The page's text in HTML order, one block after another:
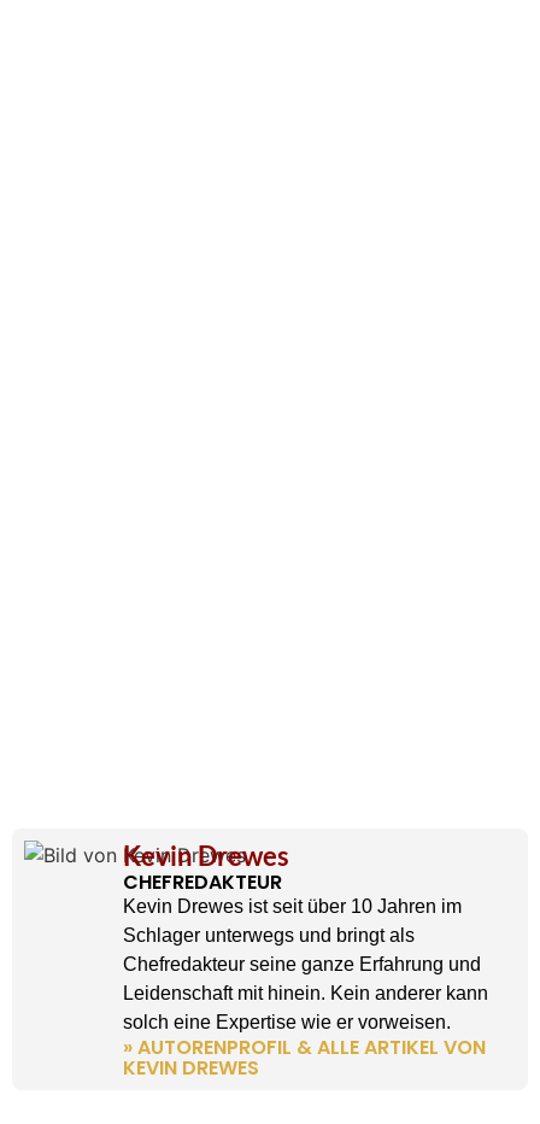
Kevin Drewes
CHEFREDAKTEUR
Kevin Drewes ist seit über 10 Jahren im
Schlager unterwegs und bringt als
Chefredakteur seine ganze Erfahrung und
Leidenschaft mit hinein. Kein anderer kann
solch eine Expertise wie er vorweisen.
» AUTORENPROFIL & ALLE ARTIKEL VON
KEVIN DREWES